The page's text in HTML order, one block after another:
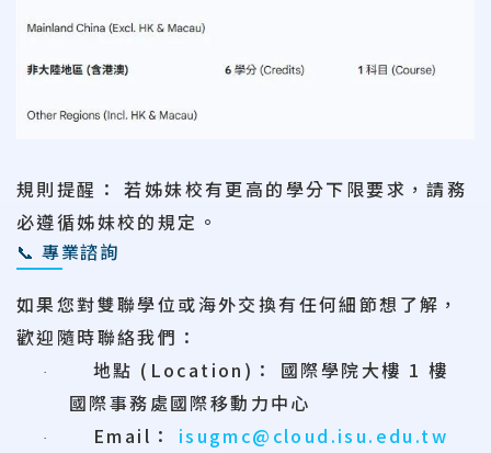
規則提醒： 若姊妹校有更高的學分下限要求，請務
必遵循姊妹校的規定。
📞 專業諮詢
如果您對雙聯學位或海外交換有任何細節想了解，
歡迎隨時聯絡我們：
· 地點 (Location) ： 國際學院大樓 1 樓
國際事務處國際移動力中心
· Email ：
isugmc@cloud.isu.edu.tw